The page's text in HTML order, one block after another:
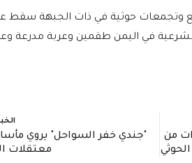
يروي 3 سنوات من
"جندي خفر السواحل" يروي
معتقلات